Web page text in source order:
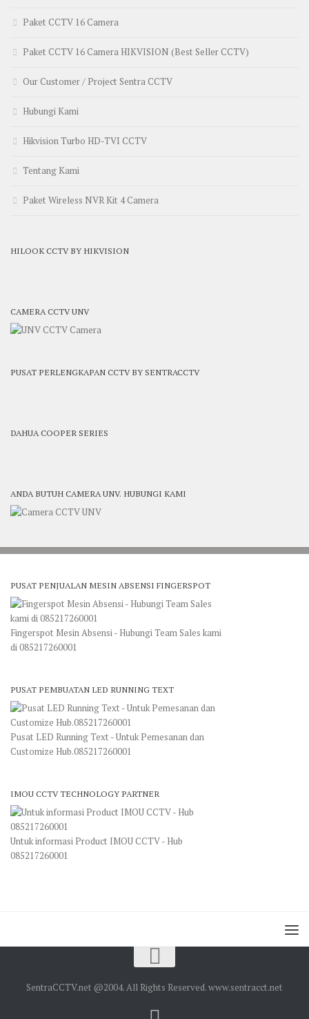
Paket CCTV 16 Camera
Paket CCTV 16 Camera HIKVISION (Best Seller CCTV)
Our Customer / Project Sentra CCTV
Hubungi Kami
Hikvision Turbo HD-TVI CCTV
Tentang Kami
Paket Wireless NVR Kit 4 Camera
HILOOK CCTV BY HIKVISION
CAMERA CCTV UNV
PUSAT PERLENGKAPAN CCTV BY SENTRACCTV
DAHUA COOPER SERIES
ANDA BUTUH CAMERA UNV. HUBUNGI KAMI
PUSAT PENJUALAN MESIN ABSENSI FINGERSPOT
Fingerspot Mesin Absensi - Hubungi Team Sales kami
di 085217260001
PUSAT PEMBUATAN LED RUNNING TEXT
Pusat LED Running Text - Untuk Pemesanan dan
Customize Hub.085217260001
IMOU CCTV TECHNOLOGY PARTNER
Untuk informasi Product IMOU CCTV - Hub
085217260001
SentraCCTV.net @2004. All Rights Reserved. www.sentracct.net